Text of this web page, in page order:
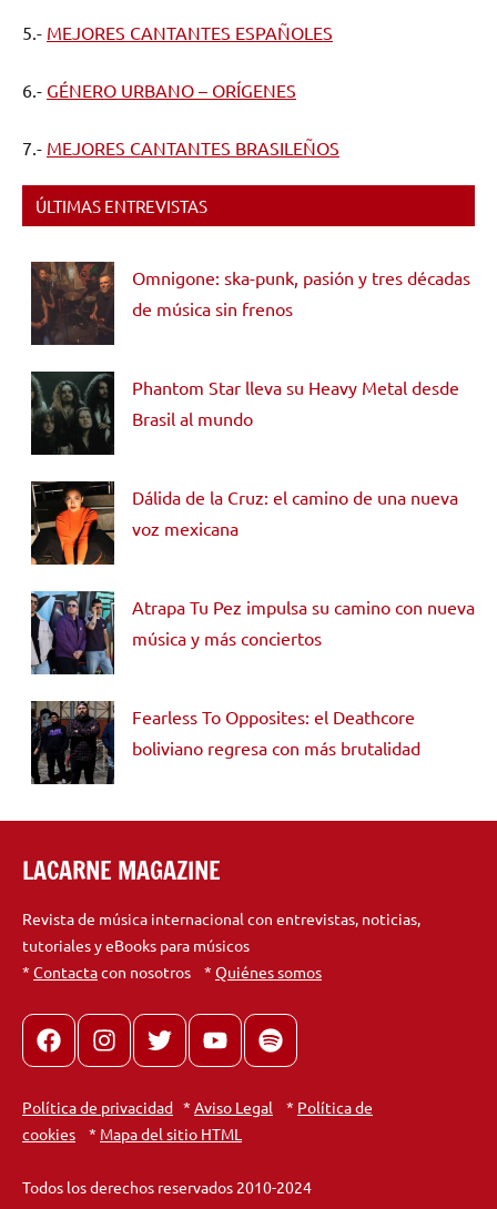
5.- MEJORES CANTANTES ESPAÑOLES
6.- GÉNERO URBANO – ORÍGENES
7.- MEJORES CANTANTES BRASILEÑOS
ÚLTIMAS ENTREVISTAS
Omnigone: ska-punk, pasión y tres décadas
de música sin frenos
Phantom Star lleva su Heavy Metal desde
Brasil al mundo
Dálida de la Cruz: el camino de una nueva
voz mexicana
Atrapa Tu Pez impulsa su camino con nueva
música y más conciertos
Fearless To Opposites: el Deathcore
boliviano regresa con más brutalidad
LACARNE MAGAZINE
Revista de música internacional con entrevistas, noticias,
tutoriales y eBooks para músicos
* Contactacon nosotros * Quiénes somos
FacebookInstagram
X youtubespotify
Política de privacidad * Aviso Legal * Política de
cookies * Mapa del sitio HTML
Todos los derechos reservados 2010-2024